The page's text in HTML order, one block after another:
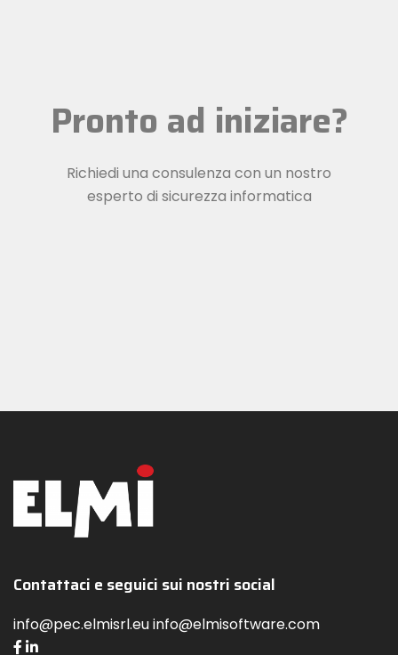
Pronto ad iniziare?
Richiedi una consulenza con un nostro
esperto di sicurezza informatica
Contattaci e seguici sui nostri social
info@pec.elmisrl.eu info@elmisoftware.com